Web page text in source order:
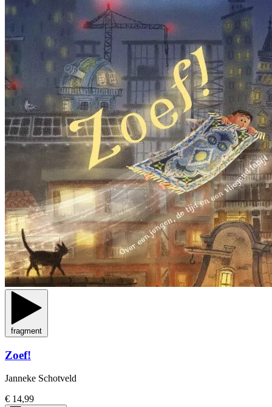
fragment
Zoef!
Janneke Schotveld
€ 14,99